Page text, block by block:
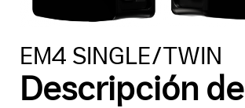
EM4 SINGLE/TWIN
Descripción del